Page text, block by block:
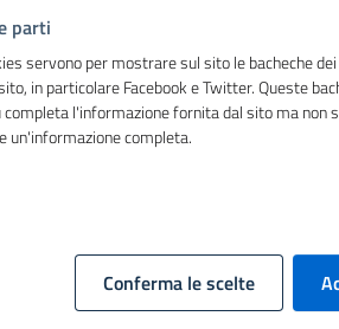
31 gennaio, nei locali
alle ore 10 si svolgerà una iniziativa
energetica, dunque il passaggio
non rinnovabili a fonti
sostenibilie con l’adozione di
. L’iniziativa si intitola “Clean”,
ed è sostenuta e promossa in ambito
di ricerca Italo-Maltese per la
le fonti rinnovabili “Crim Safri” con il
dell’Università di Palermo.
parti
servono per mostrare sul sito le bacheche
in particolare Facebook e Twitter. Queste
completa l'informazione fornita dal sito ma non
un'informazione completa.
Conferma le scelte